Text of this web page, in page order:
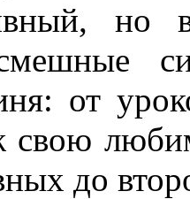
но
от
свою
до